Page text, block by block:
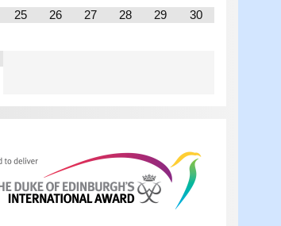
25 26 27 28 29 30